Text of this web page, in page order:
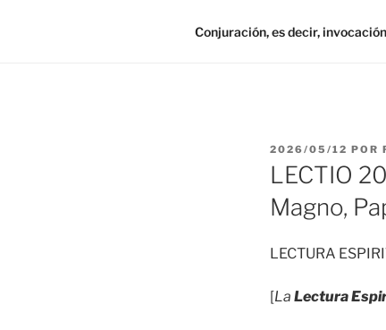
Conjuración, es decir,
PUBLICADO
EL
2026/05/12 POR
LECTIO
Magno,
LECTURA
[La Lectura